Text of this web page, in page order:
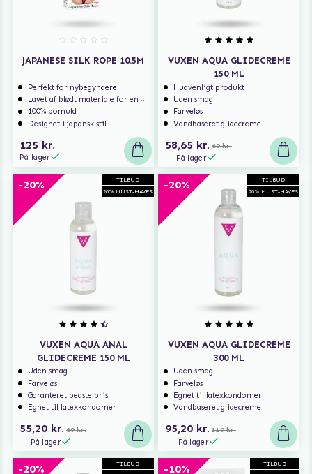
JAPANESE SILK ROPE 10.5M
Perfekt for nybegyndere
Lavet af blødt materiale for en dejligere følelse
100% bomuld
Designet i japansk stil
125 kr.
På lager
VUXEN AQUA GLIDECREME
150 ML
Hudvenligt produkt
Uden smag
Farveløs
Vandbaseret glidecreme
58,65 kr. 69 kr.
På lager
TILBUD
20% MUST-HAVES
-20%
VUXEN AQUA ANAL
GLIDECREME 150 ML
Uden smag
Farveløs
Garanteret bedste pris
Egnet til latexkondomer
55,20 kr. 69 kr.
På lager
TILBUD
20% MUST-HAVES
-20%
VUXEN AQUA GLIDECREME
300 ML
Uden smag
Farveløs
Egnet til latexkondomer
Vandbaseret glidecreme
95,20 kr. 119 kr.
På lager
TILBUD
-20%
TILBUD
-10%